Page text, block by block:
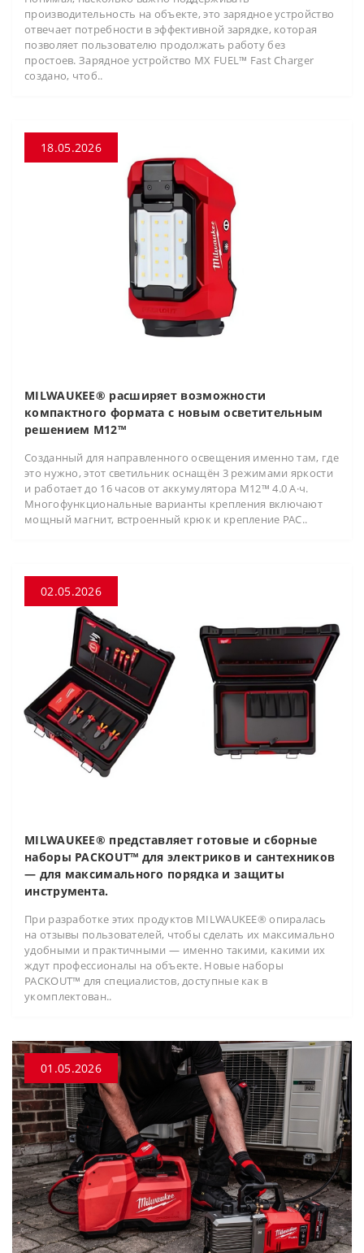
производительность на объекте, это зарядное устройство
отвечает потребности в эффективной зарядке, которая
позволяет пользователю продолжать работу без
простоев. Зарядное устройство MX FUEL™ Fast Charger
создано, чтоб..
18.05.2026
MILWAUKEE® расширяет возможности
компактного формата с новым осветительным
решением M12™
Созданный для направленного освещения именно там, где
это нужно, этот светильник оснащён 3 режимами яркости
и работает до 16 часов от аккумулятора M12™ 4.0 А·ч.
Многофункциональные варианты крепления включают
мощный магнит, встроенный крюк и крепление PAC..
02.05.2026
MILWAUKEE® представляет готовые и сборные
наборы PACKOUT™ для электриков и сантехников
— для максимального порядка и защиты
инструмента.
При разработке этих продуктов MILWAUKEE® опиралась
на отзывы пользователей, чтобы сделать их максимально
удобными и практичными — именно такими, какими их
ждут профессионалы на объекте. Новые наборы
PACKOUT™ для специалистов, доступные как в
укомплектован..
01.05.2026